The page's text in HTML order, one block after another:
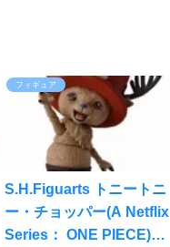
フィギュア
S.H.Figuarts トニートニ
ー・チョッパー(A Netflix
Series： ONE PIECE)